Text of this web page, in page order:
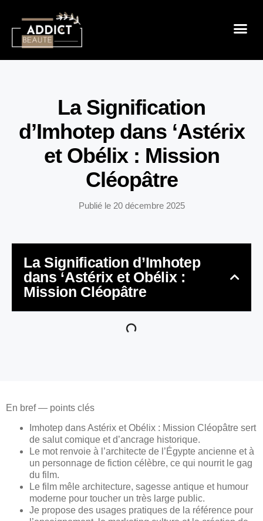
La Signification
d’Imhotep dans ‘Astérix
et Obélix : Mission
Cléopâtre
Publié le 20 décembre 2025
La Signification d’Imhotep
dans ‘Astérix et Obélix :
Mission Cléopâtre
En bref — points clés
Imhotep dans Astérix et Obélix : Mission Cléopâtre sert
de salut comique et d’ancrage historique.
Le mot renvoie à l’architecte de l’Égypte ancienne et à
un personnage de fiction célèbre, ce qui nourrit le gag
du film.
Le film mêle architecture, sagesse antique et humour
moderne pour toucher un très large public.
Je propose des usages pratiques de la référence pour